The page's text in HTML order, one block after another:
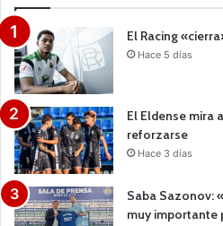
El Racing
Hace 5 días
El Eldense mira
reforzarse
Hace 3 días
Saba Sazonov:
muy importante